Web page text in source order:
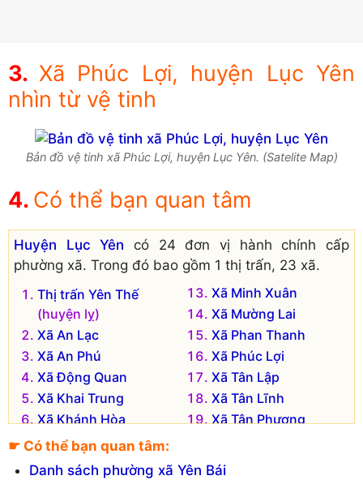
Xã Phúc Lợi, huyện Lục Yên
nhìn từ vệ tinh
Bản đồ vệ tinh xã Phúc Lợi, huyện Lục Yên. (Satelite Map)
Có thể bạn quan tâm
Huyện Lục Yên có 24 đơn vị hành chính cấp
phường xã. Trong đó bao gồm 1 thị trấn, 23 xã.
Thị trấn Yên Thế
(huyện lỵ)
Xã An Lạc
Xã An Phú
Xã Động Quan
Xã Khai Trung
Xã Khánh Hòa
Xã Khánh Thiện
Xã Lâm Thượng
Xã Minh Xuân
Xã Mường Lai
Xã Phan Thanh
Xã Phúc Lợi
Xã Tân Lập
Xã Tân Lĩnh
Xã Tân Phượng
Xã Trúc Lâu
☛ Có thể bạn quan tâm:
Danh sách phường xã Yên Bái